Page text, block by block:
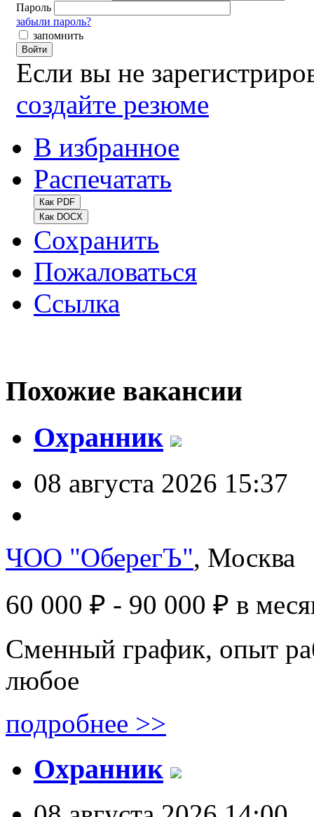
Пароль
забыли пароль?
запомнить
Войти
Если вы не
создайте резюме
В избранное
Распечатать
Как PDF
Как DOCX
Сохранить
Пожаловаться
Ссылка
Похожие вакансии
Охранник
08 августа 2026 15:37
ЧОО "ОберегЪ", Москва
60 000 ₽ - 90 000 ₽ в
Сменный график, опыт
любое
подробнее >>
Охранник